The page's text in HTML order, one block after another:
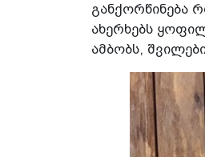
განქორწინება
ახერხებს
ამბობს,